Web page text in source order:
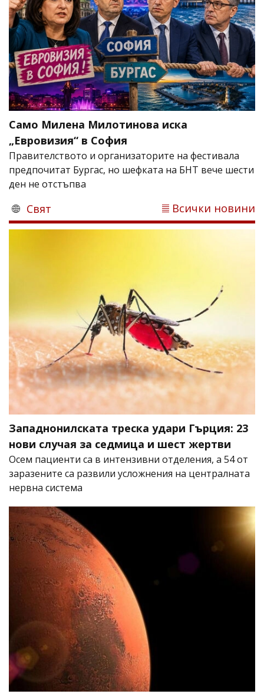
Само Милена Милотинова иска
„Евровизия“ в София
Правителството и организаторите на фестивала
предпочитат Бургас, но шефката на БНТ вече шести
ден не отстъпва
Свят Всички новини
Западнонилската треска удари Гърция: 23
нови случая за седмица и шест жертви
Осем пациенти са в интензивни отделения, а 54 от
заразените са развили усложнения на централната
нервна система